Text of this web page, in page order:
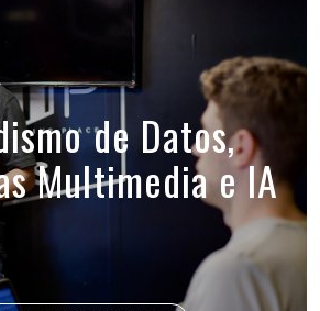
de Datos,
Multimedia e IA